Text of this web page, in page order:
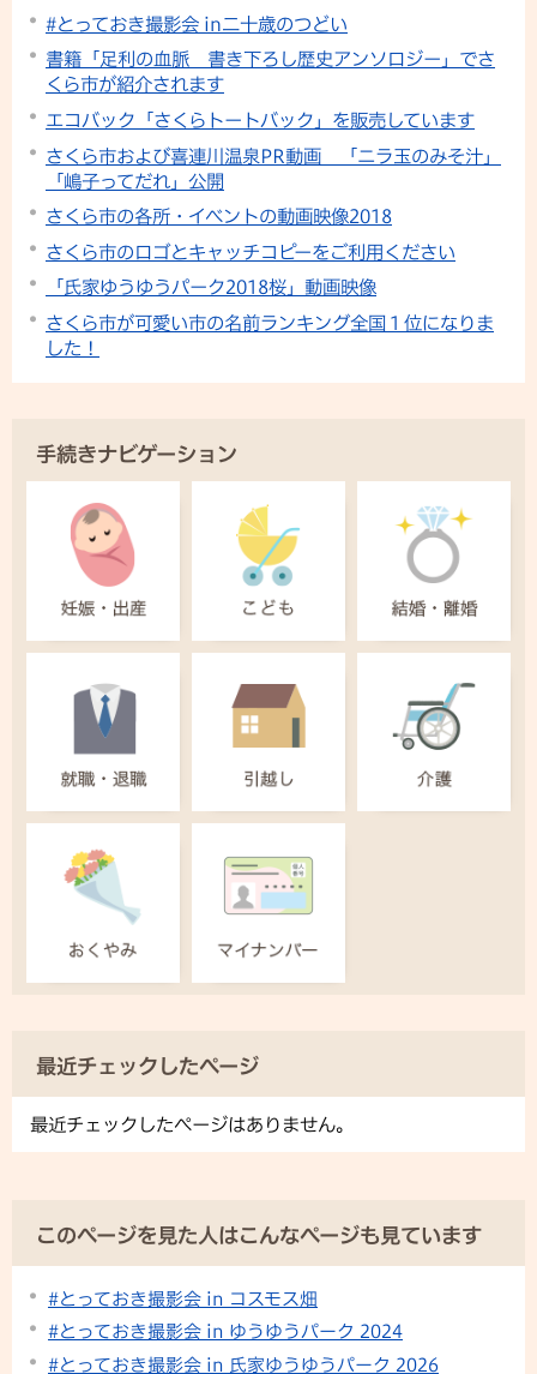
#とっておき撮影会 in二十歳のつどい
書籍「足利の血脈 書き下ろし歴史アンソロジー」でさ
くら市が紹介されます
エコバック「さくらトートバック」を販売しています
さくら市および喜連川温泉PR動画 「ニラ玉のみそ汁」
「嶋子ってだれ」公開
さくら市の各所・イベントの動画映像2018
さくら市のロゴとキャッチコピーをご利用ください
「氏家ゆうゆうパーク2018桜」動画映像
さくら市が可愛い市の名前ランキング全国１位になりま
した！
手続きナビゲーション
最近チェックしたページ
最近チェックしたページはありません。
このページを見た人はこんなページも見ています
#とっておき撮影会 in コスモス畑
#とっておき撮影会 in ゆうゆうパーク 2024
#とっておき撮影会 in 氏家ゆうゆうパーク 2026